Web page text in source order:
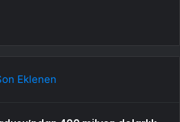
Eklenen